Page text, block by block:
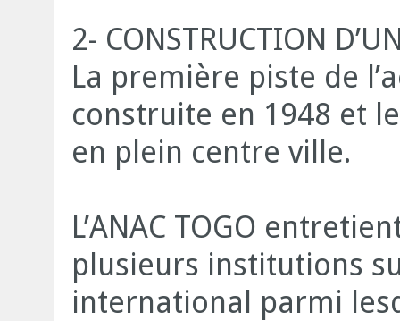
2- CONSTRUCTION
La première piste de
construite en 1948 et
en plein centre ville.
L’ANAC TOGO
plusieurs institutions
international parmi